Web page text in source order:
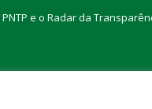
PNTP e o Radar da